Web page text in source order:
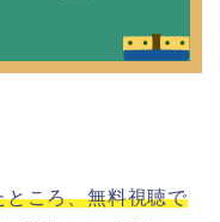
ころ、無料視聴で